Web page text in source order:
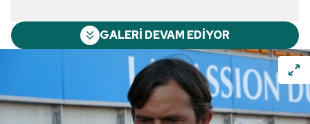
GALERİ DEVAM EDİYOR